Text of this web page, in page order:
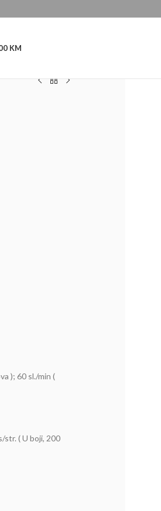
KM
); 60 sl./min (
str. ( U boji, 200